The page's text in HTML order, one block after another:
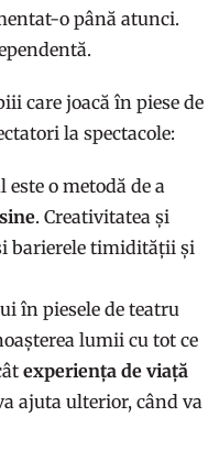
o până atunci.
care joacă în piese de
la spectacole:
o metodă de a
. Creativitatea și
barierele timidității și
în piesele de teatru
lumii cu tot ce
experiența de viață
ajuta ulterior, când va